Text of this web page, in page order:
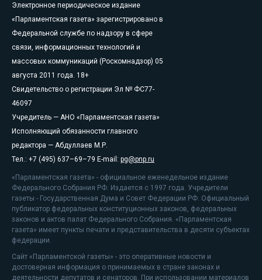
Электронное периодическое издание
«Парламентская газета» зарегистрировано в
Федеральной службе по надзору в сфере
связи, информационных технологий и
массовых коммуникаций (Роскомнадзор) 05
августа 2011 года. 18+
Свидетельство о регистрации Эл № ФС77-
46097
Учредитель — АНО «Парламентская газета»
Исполняющий обязанности главного
редактора — Абдуллаев М.Р.
Тел.: +7 (495) 637–69–79 E-mail: pg@pnp.ru
«Парламентская газета» - официальное еженедельное издание
Федерального Собрания РФ. Издается с 1997 года. Учредители
газеты - Государственная Дума и Совет Федерации РФ. Официальный
публикатор федеральных конституционных законов, федеральных
законов и актов палат Федерального Собрания. «Парламентская
газета» имеет пункты печати и представительства в десяти субъектах
федерации.
Сайт «Парламентской газеты» - это оперативные новости и
достоверная информация о принимаемых в стране законах и
деятельности депутатов и сенаторов. При использовании материалов